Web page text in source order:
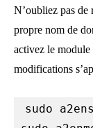
N’oubliez pas de
propre nom de
activez le module
modifications
sudo